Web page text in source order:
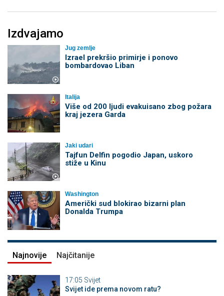
Izdvajamo
Jug zemlje
Izrael prekršio primirje i ponovo
bombardovao Liban
Italija
Više od 200 ljudi evakuisano zbog požara
kraj jezera Garda
Jaki udari
Tajfun Delfin pogodio Japan, uskoro
stiže u Kinu
Washington
Američki sud blokirao bizarni plan
Donalda Trumpa
Najnovije Najčitanije
17:05 Svijet
Svijet ide prema novom ratu?